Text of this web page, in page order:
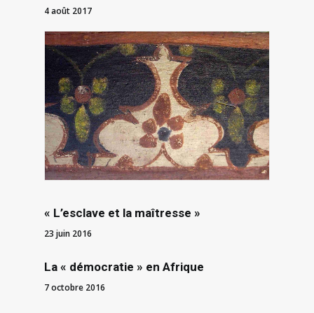
4 août 2017
« L’esclave et la maîtresse »
23 juin 2016
La « démocratie » en Afrique
7 octobre 2016